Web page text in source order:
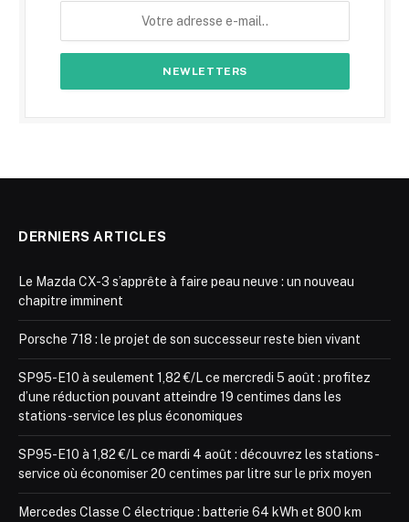
DERNIERS ARTICLES
Le Mazda CX-3 s’apprête à faire peau neuve : un nouveau
chapitre imminent
Porsche 718 : le projet de son successeur reste bien vivant
SP95-E10 à seulement 1,82 €/L ce mercredi 5 août : profitez
d’une réduction pouvant atteindre 19 centimes dans les
stations-service les plus économiques
SP95-E10 à 1,82 €/L ce mardi 4 août : découvrez les stations-
service où économiser 20 centimes par litre sur le prix moyen
Mercedes Classe C électrique : batterie 64 kWh et 800 km